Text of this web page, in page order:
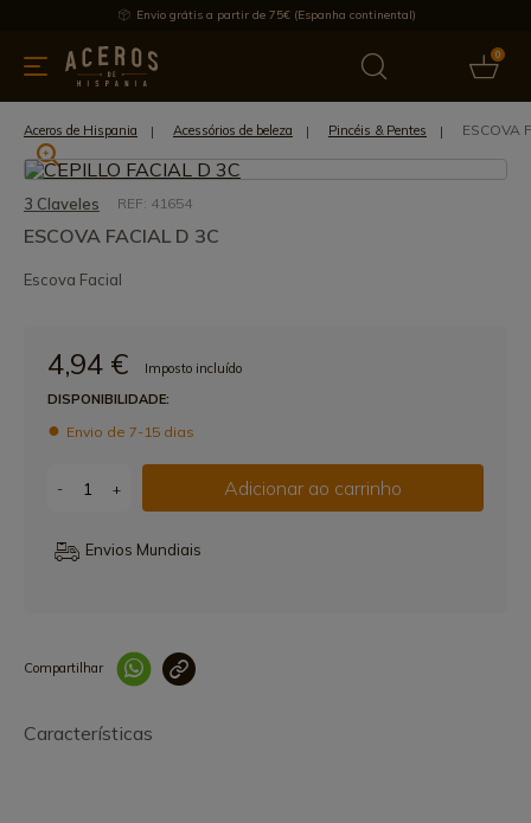
Envio grátis a partir de 75€ (Espanha continental)
0
& Utensílios de cozinha Oferece Últimas notícias
Aceros de Hispania Acessórios de beleza Pincéis & Pentes ESCOVA
3 Claveles REF: 41654
ESCOVA FACIAL D 3C
Escova Facial
4,94 €
Imposto incluído
DISPONIBILIDADE:
Envio de 7-15 dias
- + Adicionar ao carrinho
Envios Mundiais
Compartilhar
Características